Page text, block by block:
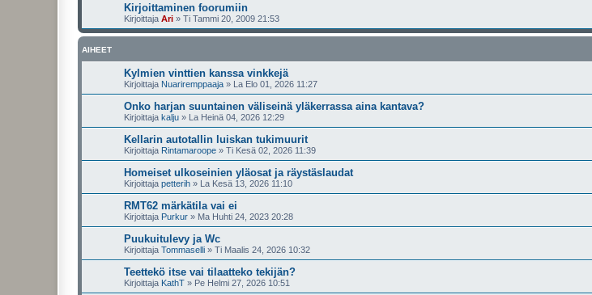
Kirjoittaminen foorumiin
Kirjoittaja Ari » Ti Tammi 20, 2009 21:53
AIHEET
Kylmien vinttien kanssa vinkkejä
Kirjoittaja Nuariremppaaja » La Elo 01, 2026 11:27
Onko harjan suuntainen väliseinä yläkerrassa aina kantava?
Kirjoittaja kalju » La Heinä 04, 2026 12:29
Kellarin autotallin luiskan tukimuurit
Kirjoittaja Rintamaroope » Ti Kesä 02, 2026 11:39
Homeiset ulkoseinien yläosat ja räystäslaudat
Kirjoittaja petterih » La Kesä 13, 2026 11:10
RMT62 märkätila vai ei
Kirjoittaja Purkur » Ma Huhti 24, 2023 20:28
Puukuitulevy ja Wc
Kirjoittaja Tommaselli » Ti Maalis 24, 2026 10:32
Teettekö itse vai tilaatteko tekijän?
Kirjoittaja KathT » Pe Helmi 27, 2026 10:51